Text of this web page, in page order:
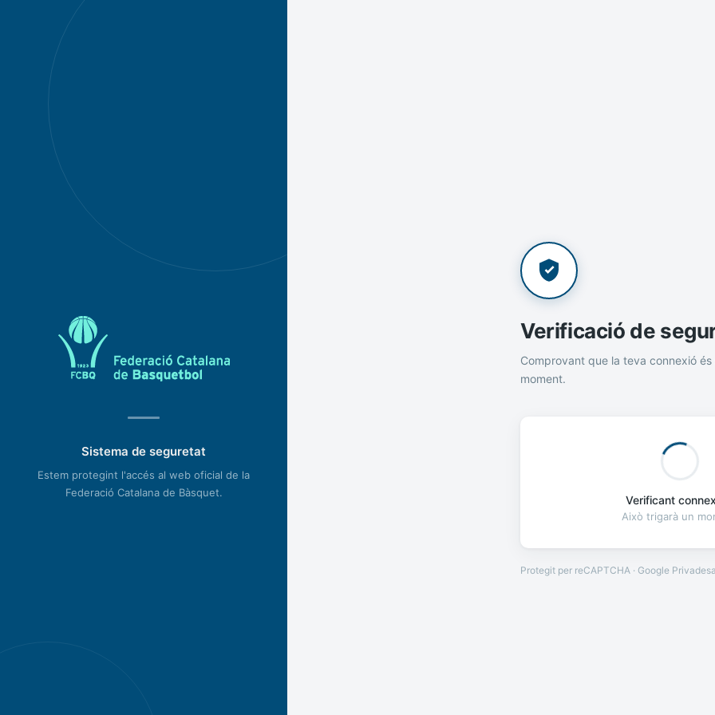
Sistema de seguretat
Estem protegint l'accés al web oficial de la
Federació Catalana de Bàsquet.
Verificació de
Comprovant que la teva connexió és
moment.
Verificant
Això trigarà un
Protegit per reCAPTCHA · Google Privadesa